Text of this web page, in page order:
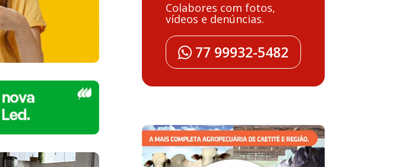
Colabores com fotos,
vídeos e denúncias.
77 99932-5482